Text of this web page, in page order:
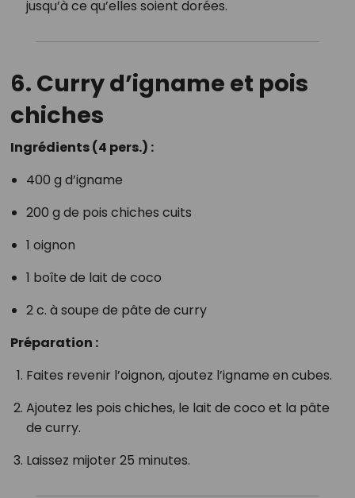
jusqu’à ce qu’elles soient dorées.
6. Curry d’igname et pois
chiches
Ingrédients (4 pers.) :
400 g d’igname
200 g de pois chiches cuits
1 oignon
1 boîte de lait de coco
2 c. à soupe de pâte de curry
Préparation :
Faites revenir l’oignon, ajoutez l’igname en cubes.
Ajoutez les pois chiches, le lait de coco et la pâte
de curry.
Laissez mijoter 25 minutes.